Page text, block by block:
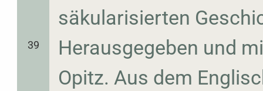
39
säkularisierten
Herausgegeben und
Opitz. Aus dem